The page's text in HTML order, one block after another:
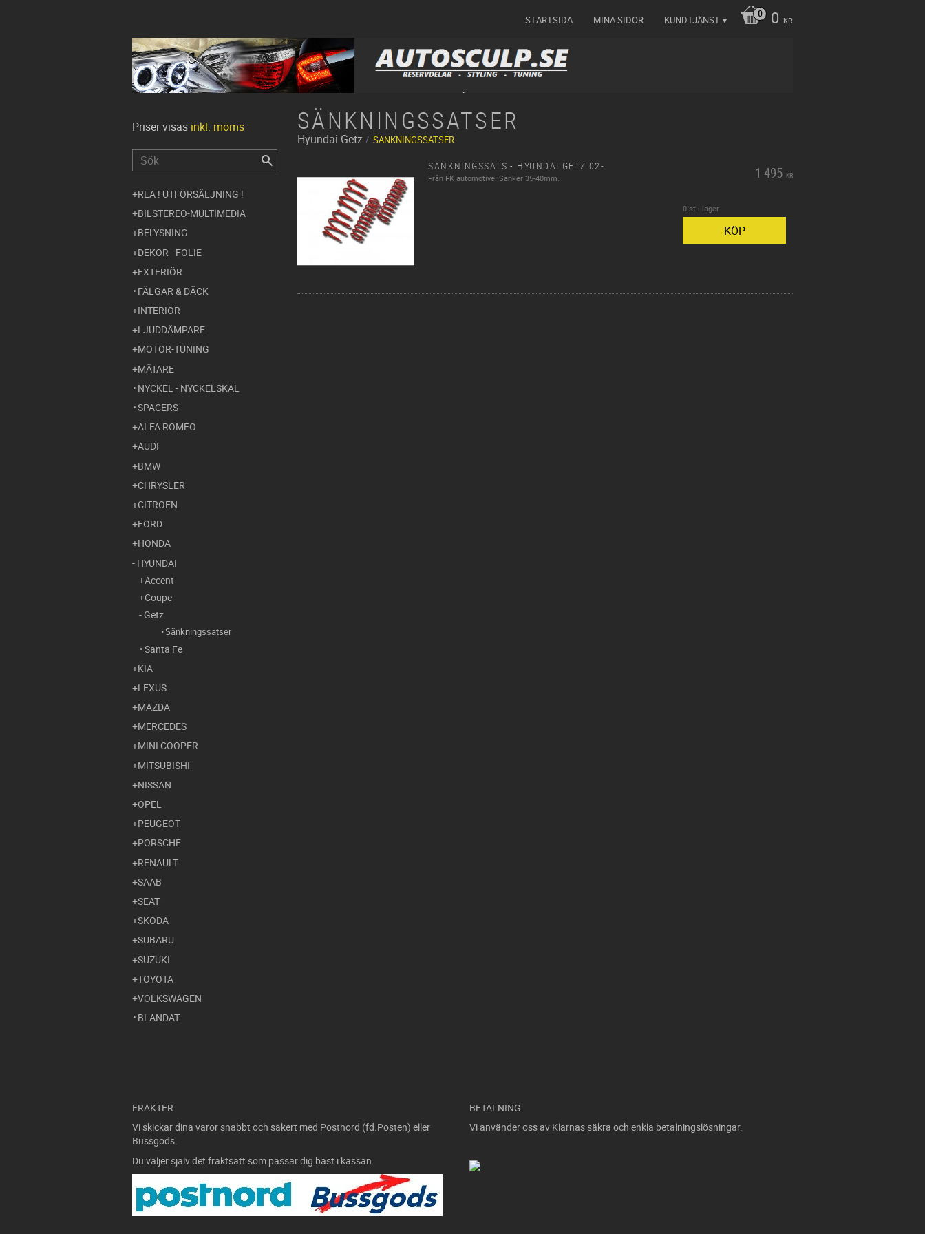
0 KR
STARTSIDA MINA SIDOR KUNDTJÄNST
SÄNKNINGSSATSER
Hyundai Getz SÄNKNINGSSATSER
SÄNKNINGSSATS - HYUNDAI GETZ 02-
Från FK automotive. Sänker 35-40mm. 1 495 KR
0 st i lager
KÖP
Priser visas inkl. moms
REA ! UTFÖRSÄLJNING !
BILSTEREO-MULTIMEDIA
BELYSNING
DEKOR - FOLIE
EXTERIÖR
FÄLGAR & DÄCK
INTERIÖR
LJUDDÄMPARE
MOTOR-TUNING
MÄTARE
NYCKEL - NYCKELSKAL
SPACERS
ALFA ROMEO
AUDI
BMW
CHRYSLER
CITROEN
FORD
HONDA
HYUNDAI
Accent
Coupe
Getz
Sänkningssatser
Santa Fe
KIA
LEXUS
MAZDA
MERCEDES
MINI COOPER
MITSUBISHI
NISSAN
OPEL
PEUGEOT
PORSCHE
RENAULT
SAAB
SEAT
SKODA
SUBARU
SUZUKI
TOYOTA
VOLKSWAGEN
BLANDAT
FRAKTER.
Vi skickar dina varor snabbt och säkert med Postnord (fd.Posten) eller
Bussgods.
Du väljer själv det fraktsätt som passar dig bäst i kassan.
BETALNING.
Vi använder oss av Klarnas säkra och enkla betalningslösningar.